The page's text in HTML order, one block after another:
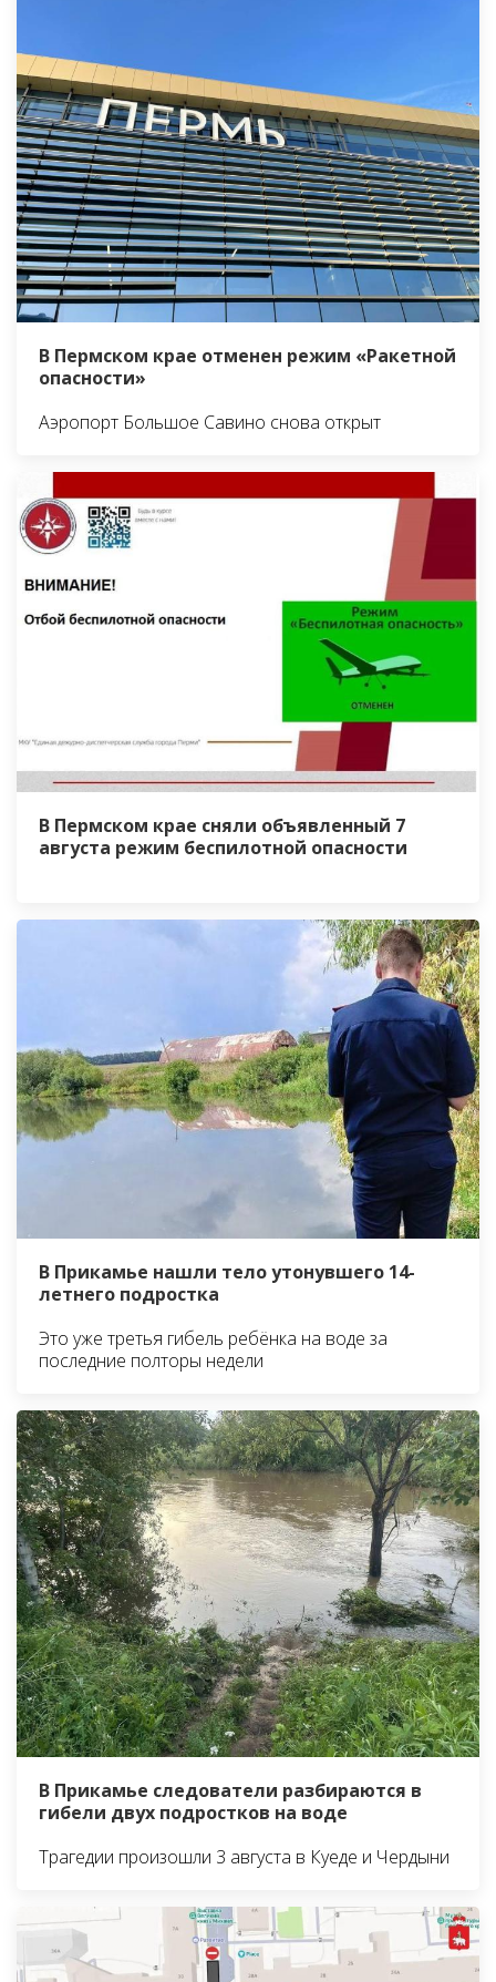
В Пермском крае отменен режим «Ракетной
опасности»
Аэропорт Большое Савино снова открыт
В Пермском крае сняли объявленный 7
августа режим беспилотной опасности
В Прикамье нашли тело утонувшего 14-
летнего подростка
Это уже третья гибель ребёнка на воде за
последние полторы недели
В Прикамье следователи разбираются в
гибели двух подростков на воде
Трагедии произошли 3 августа в Куеде и Чердыни